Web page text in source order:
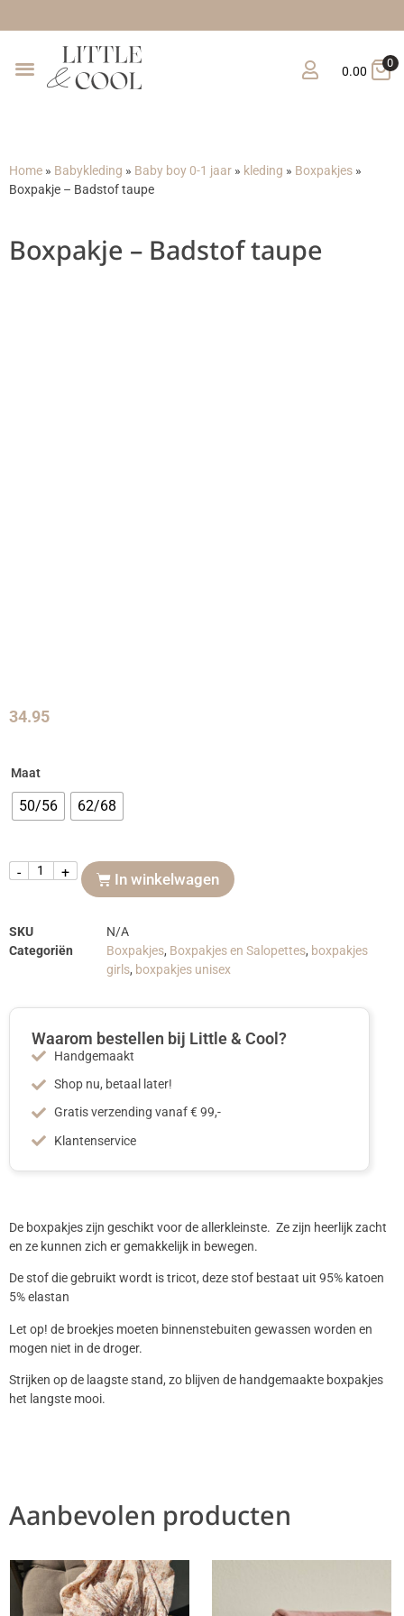
0.00
0
Home » Babykleding » Baby boy 0-1 jaar » kleding » Boxpakjes »
Boxpakje – Badstof taupe
Boxpakje – Badstof taupe
34.95
Maat
50/56 62/68
- + In winkelwagen
SKU
N/A
Categoriën
Boxpakjes, Boxpakjes en Salopettes, boxpakjes
girls, boxpakjes unisex
Waarom bestellen bij Little & Cool?
Handgemaakt
Shop nu, betaal later!
Gratis verzending vanaf € 99,-
Klantenservice
De boxpakjes zijn geschikt voor de allerkleinste. Ze zijn heerlijk zacht
en ze kunnen zich er gemakkelijk in bewegen.
De stof die gebruikt wordt is tricot, deze stof bestaat uit 95% katoen
5% elastan
Let op! de broekjes moeten binnenstebuiten gewassen worden en
mogen niet in de droger.
Strijken op de laagste stand, zo blijven de handgemaakte boxpakjes
het langste mooi.
Aanbevolen producten